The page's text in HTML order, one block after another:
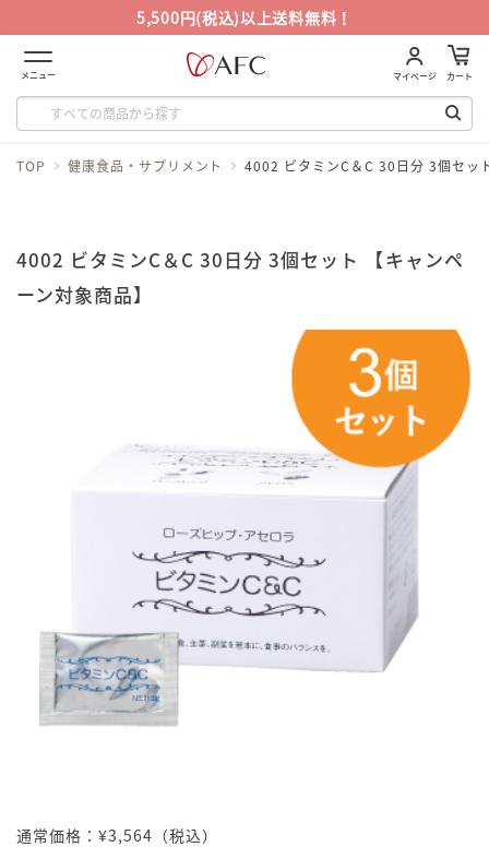
5,500円(税込)以上送料無料！
メニュー マイページ カート
TOP 健康食品・サプリメント 4002 ビタミンC＆C 30日分 3個セッ
4002 ビタミンC＆C 30日分 3個セット 【キャンペ
ーン対象商品】
通常価格：¥3,564（税込）